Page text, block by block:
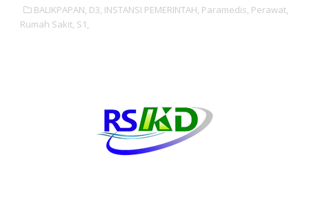
BALIKPAPAN, D3, INSTANSI PEMERINTAH, Paramedis, Perawat,
Rumah Sakit, S1,